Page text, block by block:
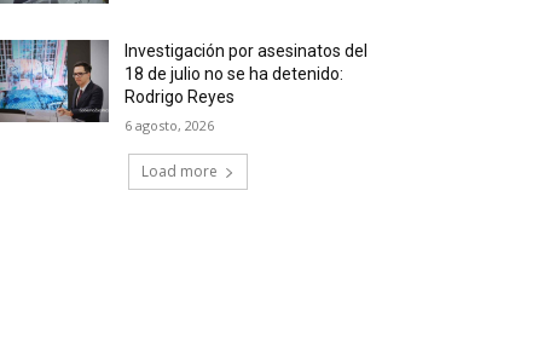
Investigación por asesinatos del
18 de julio no se ha detenido:
Rodrigo Reyes
6 agosto, 2026
Load more